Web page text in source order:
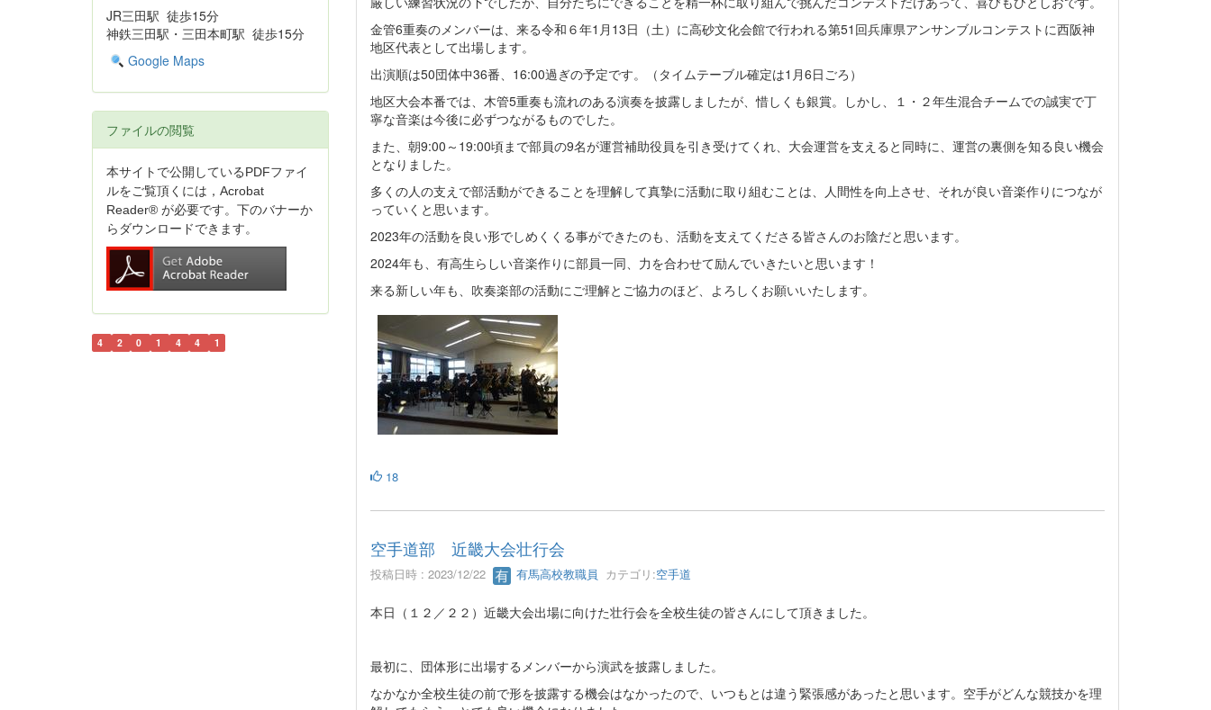
金管6重奏のメンバーは、来る令和６年1月13日（土）に高砂文化会館で行われる第51回兵庫県アンサンブルコンテストに西阪神
地区代表として出場します。
出演順は50団体中36番、16:00過ぎの予定です。（タイムテーブル確定は1月6日ごろ）
地区大会本番では、木管5重奏も流れのある演奏を披露しましたが、惜しくも銀賞。しかし、１・２年生混合チームでの誠実で丁
寧な音楽は今後に必ずつながるものでした。
また、朝9:00～19:00頃まで部員の9名が運営補助役員を引き受けてくれ、大会運営を支えると同時に、運営の裏側を知る良い機会
となりました。
多くの人の支えで部活動ができることを理解して真摯に活動に取り組むことは、人間性を向上させ、それが良い音楽作りにつなが
っていくと思います。
2023年の活動を良い形でしめくくる事ができたのも、活動を支えてくださる皆さんのお陰だと思います。
2024年も、有高生らしい音楽作りに部員一同、力を合わせて励んでいきたいと思います！
来る新しい年も、吹奏楽部の活動にご理解とご協力のほど、よろしくお願いいたします。
18
空手道部 近畿大会壮行会
投稿日時 : 2023/12/22 有馬高校教職員 カテゴリ:空手道
本日（１２／２２）近畿大会出場に向けた壮行会を全校生徒の皆さんにして頂きました。
最初に、団体形に出場するメンバーから演武を披露しました。
なかなか全校生徒の前で形を披露する機会はなかったので、いつもとは違う緊張感があったと思います。空手がどんな競技かを理
JR三田駅 徒歩15分
神鉄三田駅・三田本町駅 徒歩15分
Google Maps
ファイルの閲覧
本サイトで公開しているPDFファイ
ルをご覧頂くには，Acrobat
Reader® が必要です。下のバナーか
らダウンロードできます。
4 2 0 1 4 4 1